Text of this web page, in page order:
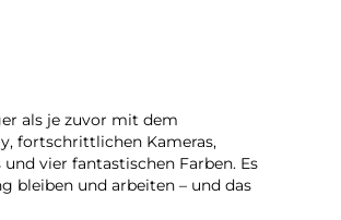
als je zuvor mit dem
fortschrittlichen Kameras,
vier fantastischen Farben. Es
bleiben und arbeiten – und das